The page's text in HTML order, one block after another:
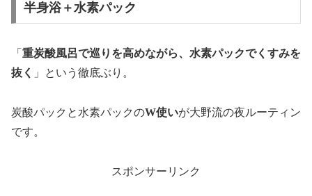
半身浴＋水素パック
「 重炭酸風呂で巡りを高めながら、水素パックでくすみを
抜く
」という徹底ぶり。
炭酸パックと水素パックのW使いが大野流の夜ルーティン
です。
スポンサーリンク